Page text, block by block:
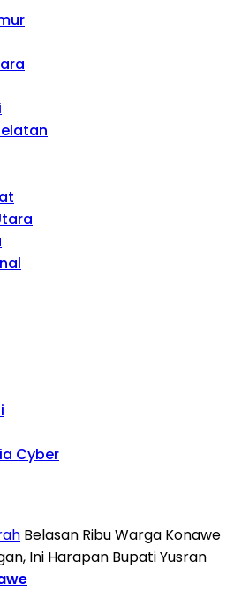
Cyber
Belasan Ribu Warga Konawe
Ini Harapan Bupati Yusran